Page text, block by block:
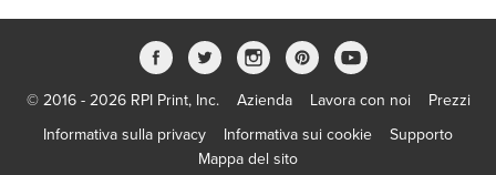
© 2016 - 2026 RPI Print, Inc. Azienda Lavora con noi
Prezzi
Informativa sulla privacy
Informativa sui cookie
Supporto
Mappa del sito